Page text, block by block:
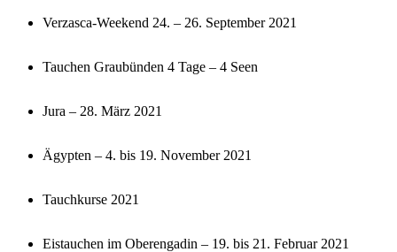
Verzasca-Weekend 24. – 26. September 2021
Tauchen Graubünden 4 Tage – 4 Seen
Jura – 28. März 2021
Ägypten – 4. bis 19. November 2021
Tauchkurse 2021
Eistauchen im Oberengadin – 19. bis 21. Februar 2021